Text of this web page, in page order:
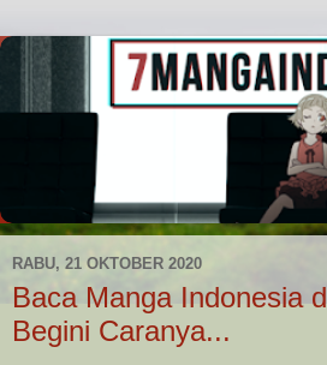
RABU, 21 OKTOBER 2020
Baca Manga Indonesia
Begini Caranya...